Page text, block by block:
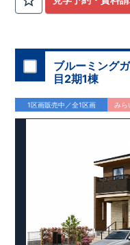
駐車可能なカースペース
・家族の成長に寄り添う
4LDK から5LDK へ変更可
天井やポップアップ天井
ど、快適な暮らしを支え
アクセス
・桶川中学校（徒歩4分）
・桶川ときわこども園（
・セブンイレブン桶川泉1
・ウエルシア桶川泉店（
・駅西口公園（徒歩8分）
ブルーミング
目2期1棟
1区画販売中／全1区画 みら